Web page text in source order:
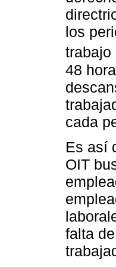
los
trabajo
48
cada
Es así
OIT
falta